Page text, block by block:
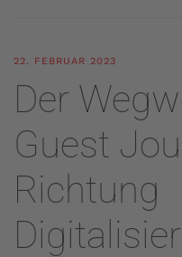
22. FEBRUAR 2023
Der
Guest
Richtung